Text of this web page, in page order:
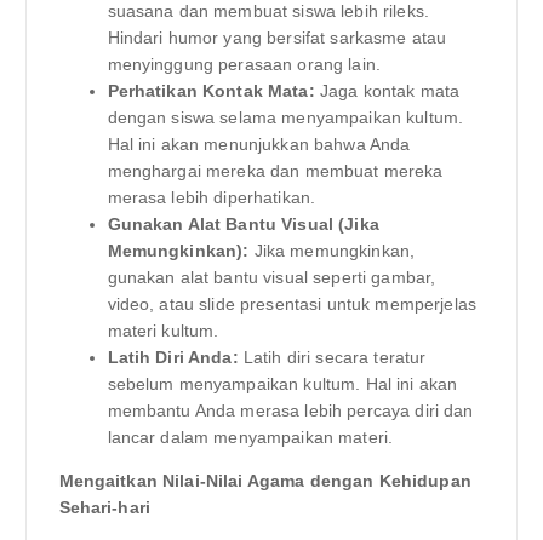
suasana dan membuat siswa lebih rileks.
Hindari humor yang bersifat sarkasme atau
menyinggung perasaan orang lain.
Perhatikan Kontak Mata: Jaga kontak mata
dengan siswa selama menyampaikan kultum.
Hal ini akan menunjukkan bahwa Anda
menghargai mereka dan membuat mereka
merasa lebih diperhatikan.
Gunakan Alat Bantu Visual (Jika
Memungkinkan): Jika memungkinkan,
gunakan alat bantu visual seperti gambar,
video, atau slide presentasi untuk memperjelas
materi kultum.
Latih Diri Anda: Latih diri secara teratur
sebelum menyampaikan kultum. Hal ini akan
membantu Anda merasa lebih percaya diri dan
lancar dalam menyampaikan materi.
Mengaitkan Nilai-Nilai Agama dengan Kehidupan
Sehari-hari